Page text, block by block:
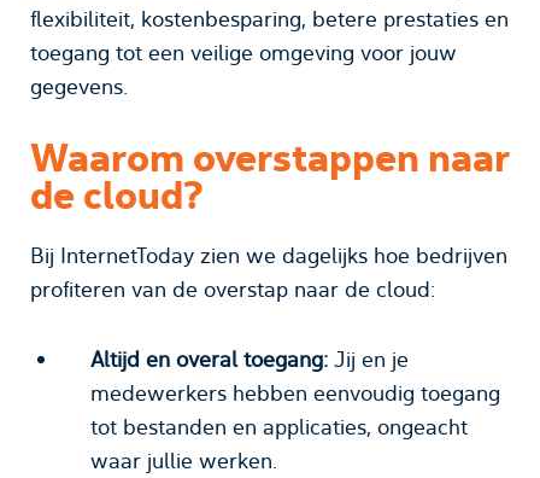
flexibiliteit, kostenbesparing, betere prestaties en
toegang tot een veilige omgeving voor jouw
gegevens.
Waarom overstappen naar
de cloud?
Bij InternetToday zien we dagelijks hoe bedrijven
profiteren van de overstap naar de cloud:
Altijd en overal toegang: Jij en je
medewerkers hebben eenvoudig toegang
tot bestanden en applicaties, ongeacht
waar jullie werken.